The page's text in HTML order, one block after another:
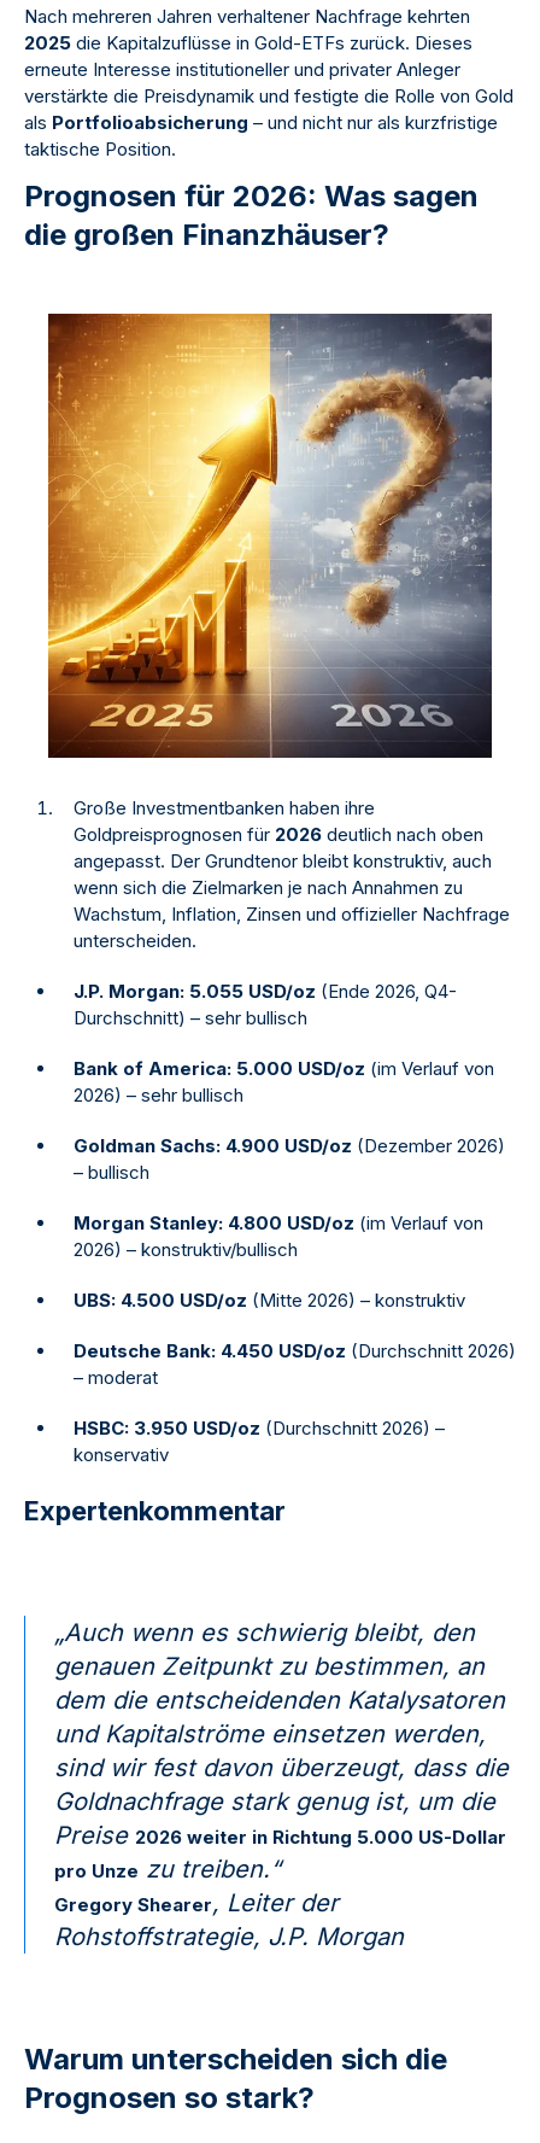
Nach mehreren Jahren verhaltener Nachfrage kehrten
2025 die Kapitalzuflüsse in Gold-ETFs zurück. Dieses
erneute Interesse institutioneller und privater Anleger
verstärkte die Preisdynamik und festigte die Rolle von Gold
als Portfolioabsicherung – und nicht nur als kurzfristige
taktische Position.
Prognosen für 2026: Was sagen
die großen Finanzhäuser?
Große Investmentbanken haben ihre
Goldpreisprognosen für 2026 deutlich nach oben
angepasst. Der Grundtenor bleibt konstruktiv, auch
wenn sich die Zielmarken je nach Annahmen zu
Wachstum, Inflation, Zinsen und offizieller Nachfrage
unterscheiden.
J.P. Morgan: 5.055 USD/oz (Ende 2026, Q4-
Durchschnitt) – sehr bullisch
Bank of America: 5.000 USD/oz (im Verlauf von
2026) – sehr bullisch
Goldman Sachs: 4.900 USD/oz (Dezember 2026)
– bullisch
Morgan Stanley: 4.800 USD/oz (im Verlauf von
2026) – konstruktiv/bullisch
UBS: 4.500 USD/oz (Mitte 2026) – konstruktiv
Deutsche Bank: 4.450 USD/oz (Durchschnitt 2026)
– moderat
HSBC: 3.950 USD/oz (Durchschnitt 2026) –
konservativ
Expertenkommentar
„Auch wenn es schwierig bleibt, den
genauen Zeitpunkt zu bestimmen, an
dem die entscheidenden Katalysatoren
und Kapitalströme einsetzen werden,
sind wir fest davon überzeugt, dass die
Goldnachfrage stark genug ist, um die
Preise 2026 weiter in Richtung 5.000 US-Dollar
pro Unze zu treiben.“
Gregory Shearer, Leiter der
Rohstoffstrategie, J.P. Morgan
Warum unterscheiden sich die
Prognosen so stark?